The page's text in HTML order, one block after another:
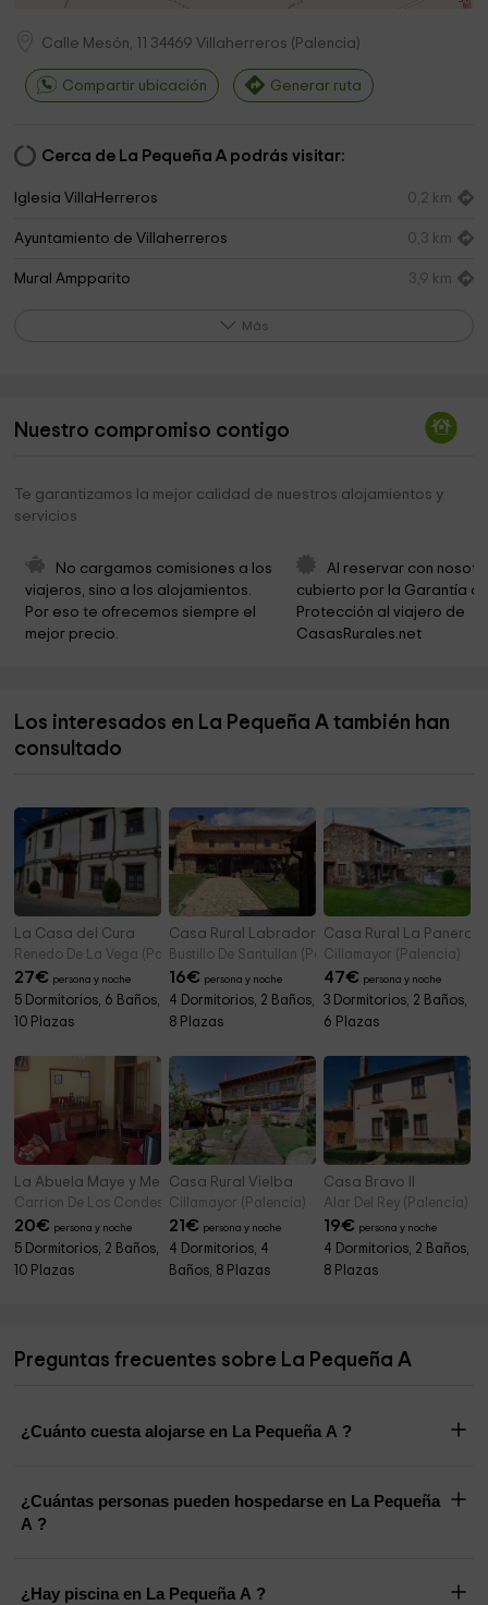
Calle Mesón, 11 34469 Villaherreros ( Palencia)
Compartir ubicación Generar ruta
Cerca de La Pequeña A podrás visitar:
Iglesia VillaHerreros 0,2 km
Ayuntamiento de Villaherreros 0,3 km
Mural Ampparito 3,9 km
Ayuntamiento De Villasarracino
Iglesia Abia de las Torres 4,6 km
Ayuntamiento de Abia de las Torres
Iglesia Parroquial de Santa María
Virgen Del Rio
Ermita de Nuestra Señora del Río 9,2 km
Cementerio Villalcázar De Sirga 10,1 km
Más
Nuestro compromiso contigo
Te garantizamos la mejor calidad de nuestros alojamientos y
servicios
No cargamos comisiones a los
viajeros, sino a los alojamientos.
Por eso te ofrecemos siempre el
mejor precio.
Al reservar con
cubierto por la Garantía
Protección al viajero de
CasasRurales.net
Los interesados en La Pequeña A también han
consultado
La Casa del Cura
Renedo De La Vega (Palencia)
27€ persona y noche
5 Dormitorios, 6 Baños,
10 Plazas
Casa Rural Labrador
Bustillo De Santullan (Palencia)
16€ persona y noche
4 Dormitorios, 2 Baños,
8 Plazas
Casa Rural La Panera
Cillamayor (Palencia)
47€ persona y noche
3 Dormitorios, 2 Baños,
6 Plazas
La Abuela Maye y Me
Carrion De Los Condes (Palencia)
20€ persona y noche
5 Dormitorios, 2 Baños,
10 Plazas
Casa Rural Vielba
Cillamayor (Palencia)
21€ persona y noche
4 Dormitorios, 4
Baños, 8 Plazas
Casa Bravo II
Alar Del Rey (Palencia)
19€ persona y noche
4 Dormitorios, 2 Baños,
8 Plazas
Preguntas frecuentes sobre La Pequeña A
¿Cuánto cuesta alojarse en La Pequeña A ?
¿Cuántas personas pueden hospedarse en La Pequeña
A ?
¿Hay piscina en La Pequeña A ?